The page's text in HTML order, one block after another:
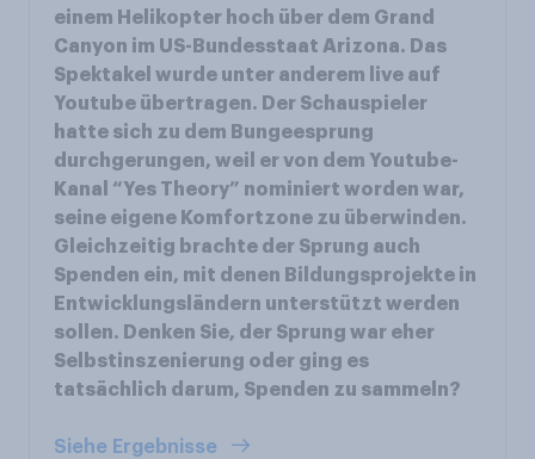
einem Helikopter hoch über dem Grand
Canyon im US-Bundesstaat Arizona. Das
Spektakel wurde unter anderem live auf
Youtube übertragen. Der Schauspieler
hatte sich zu dem Bungeesprung
durchgerungen, weil er von dem Youtube-
Kanal “Yes Theory” nominiert worden war,
seine eigene Komfortzone zu überwinden.
Gleichzeitig brachte der Sprung auch
Spenden ein, mit denen Bildungsprojekte in
Entwicklungsländern unterstützt werden
sollen. Denken Sie, der Sprung war eher
Selbstinszenierung oder ging es
tatsächlich darum, Spenden zu sammeln?
Siehe Ergebnisse